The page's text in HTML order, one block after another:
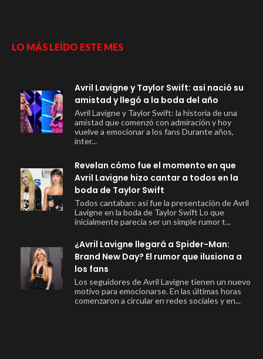
LO MÁS LEÍDO ESTE MES
Avril Lavigne y Taylor Swift: así nació su
amistad y llegó a la boda del año
Avril Lavigne y Taylor Swift: la historia de una
amistad que comenzó con admiración y hoy
vuelve a emocionar a los fans Durante años,
inter...
Revelan cómo fue el momento en que
Avril Lavigne hizo cantar a todos en la
boda de Taylor Swift
Todos cantaban: así fue la presentación de Avril
Lavigne en la boda de Taylor Swift Lo que
inicialmente parecía ser un simple rumor t...
¿Avril Lavigne llegará a Spider-Man:
Brand New Day? El rumor que ilusiona a
los fans
Los seguidores de Avril Lavigne tienen un nuevo
motivo para emocionarse. En las últimas horas
comenzaron a circular en redes sociales y en...